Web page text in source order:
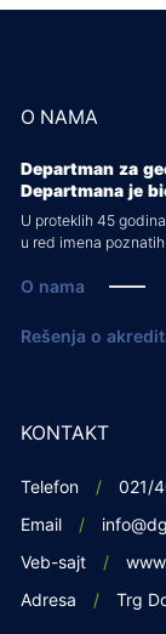
O NAMA
Departman za
Departmana je
U proteklih 45
u red imena
O nama
Rešenja o
KONTAKT
Telefon
021/
Email
Veb-sajt
Adresa
Trg